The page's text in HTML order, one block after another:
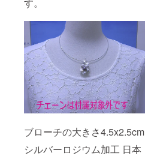
す。
ブローチの大きさ4.5x2.5cm
シルバーロジウム加工 日本